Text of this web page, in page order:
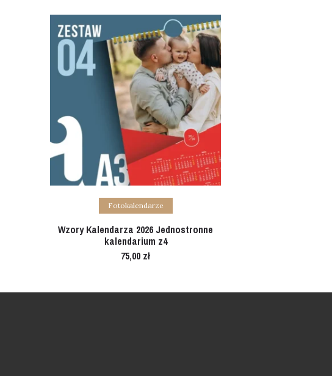
Add to cart
Fotokalendarze
Wzory Kalendarza 2026 Jednostronne
kalendarium z4
75,00 zł